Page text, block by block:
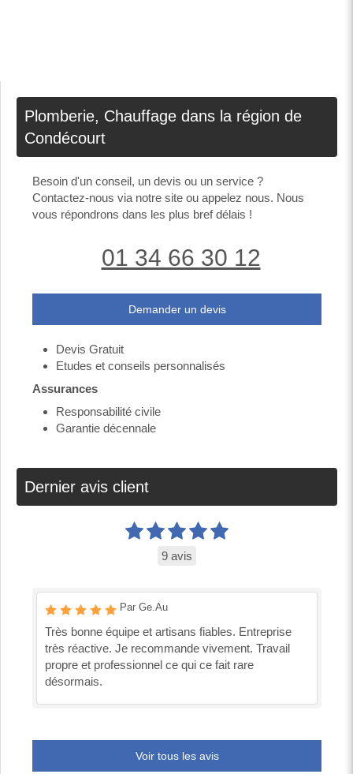
Plomberie, Chauffage dans la région de
Condécourt
Besoin d'un conseil, un devis ou un service ?
Contactez-nous via notre site ou appelez nous. Nous
vous répondrons dans les plus bref délais !
01 34 66 30 12
Demander un devis
Devis Gratuit
Etudes et conseils personnalisés
Assurances
Responsabilité civile
Garantie décennale
Dernier avis client
9 avis
Par Ge.Au
Très bonne équipe et artisans fiables. Entreprise
très réactive. Je recommande vivement. Travail
propre et professionnel ce qui ce fait rare
désormais.
Voir tous les avis